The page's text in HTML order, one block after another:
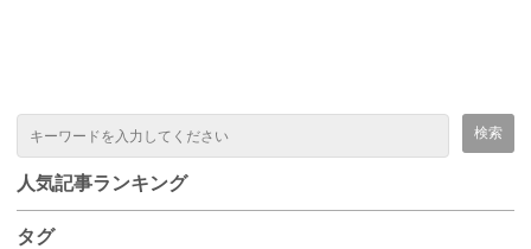
人気記事ランキング
タグ